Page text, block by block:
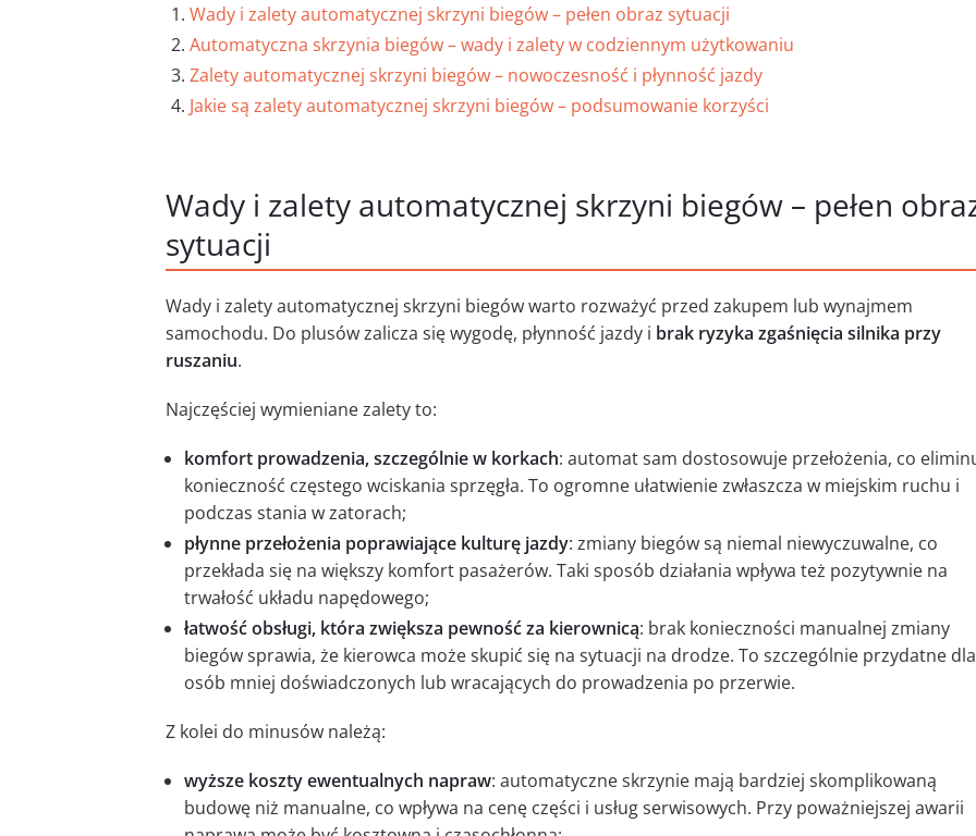
Wady i zalety automatycznej skrzyni biegów – pełen obraz sytuacji
Automatyczna skrzynia biegów – wady i zalety w codziennym użytkowaniu
Zalety automatycznej skrzyni biegów – nowoczesność i płynność jazdy
Jakie są zalety automatycznej skrzyni biegów – podsumowanie korzyści
Wady i zalety automatycznej skrzyni biegów – pełen
sytuacji
Wady i zalety automatycznej skrzyni biegów warto rozważyć przed zakupem lub wynajmem
samochodu. Do plusów zalicza się wygodę, płynność jazdy i brak ryzyka zgaśnięcia silnika przy
ruszaniu.
Najczęściej wymieniane zalety to:
komfort prowadzenia, szczególnie w korkach: automat sam dostosowuje przełożenia, co
konieczność częstego wciskania sprzęgła. To ogromne ułatwienie zwłaszcza w miejskim ruchu i
podczas stania w zatorach;
płynne przełożenia poprawiające kulturę jazdy: zmiany biegów są niemal niewyczuwalne, co
przekłada się na większy komfort pasażerów. Taki sposób działania wpływa też pozytywnie na
trwałość układu napędowego;
łatwość obsługi, która zwiększa pewność za kierownicą: brak konieczności manualnej zmiany
biegów sprawia, że kierowca może skupić się na sytuacji na drodze. To szczególnie przydatne dla
osób mniej doświadczonych lub wracających do prowadzenia po przerwie.
Z kolei do minusów należą:
wyższe koszty ewentualnych napraw: automatyczne skrzynie mają bardziej skomplikowaną
budowę niż manualne, co wpływa na cenę części i usług serwisowych. Przy poważniejszej awarii